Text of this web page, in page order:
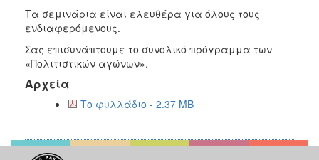
2010
2006
ΠΟΛΙΤΙΣΜΟΣ
Τα σεμινάρια είναι ελευθέρα για όλους τους
ενδιαφερόμενους.
Σας επισυνάπτουμε το συνολικό πρόγραμμα των
«Πολιτιστικών αγώνων».
Αρχεία
Το φυλλάδιο - 2.37 MB